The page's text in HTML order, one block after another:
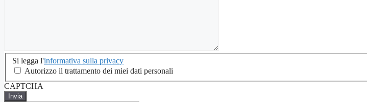
Si
legga
sulla
privacy
Si legga l'informativa sulla privacy
Autorizzo il trattamento dei miei dati personali
CAPTCHA